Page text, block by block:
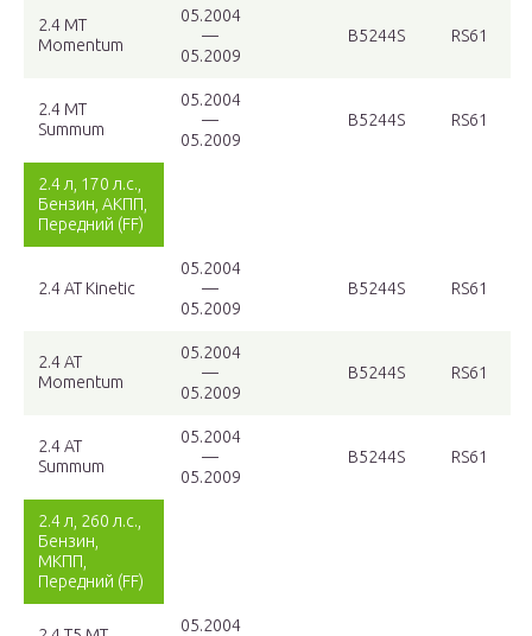
2.4 MT
Momentum
05.2004
—
05.2009
B5244S RS61
2.4 MT
Summum
05.2004
—
05.2009
B5244S RS61
2.4 л, 170 л.с.,
Бензин, АКПП,
Передний (FF)
2.4 AT Kinetic
05.2004
—
05.2009
B5244S RS61
2.4 AT
Momentum
05.2004
—
05.2009
B5244S RS61
2.4 AT
Summum
05.2004
—
05.2009
B5244S RS61
2.4 л, 260 л.с.,
Бензин,
МКПП,
Передний (FF)
05.2004